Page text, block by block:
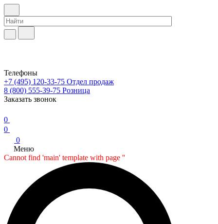
Телефоны
+7 (495) 120-33-75 Отдел продаж
8 (800) 555-39-75 Розница
Заказать звонок
0
0
0
Меню
Cannot find 'main' template with page ''